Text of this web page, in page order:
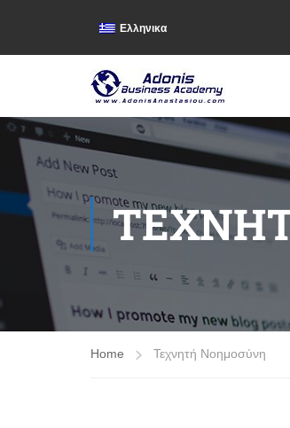
Ελληνικα
Home Τεχνητή Νοημοσύνη